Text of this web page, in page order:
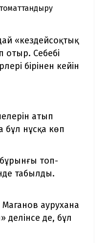
«кездейсоқтық
отыр. Себебі
бірінен кейін
атып
бұл нұсқа көп
топ-
табылды.
аурухана
делінсе де, бұл